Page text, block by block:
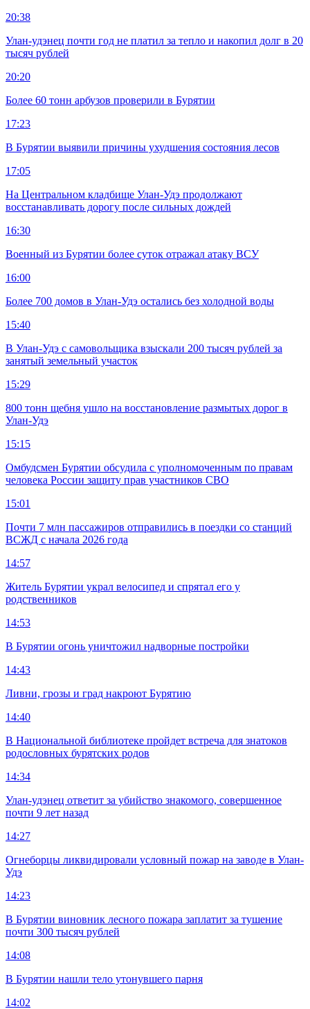
20:38
Улан-удэнец почти год не платил за тепло и накопил долг в 20
тысяч рублей
20:20
Более 60 тонн арбузов проверили в Бурятии
17:23
В Бурятии выявили причины ухудшения состояния лесов
17:05
На Центральном кладбище Улан-Удэ продолжают
восстанавливать дорогу после сильных дождей
16:30
Военный из Бурятии более суток отражал атаку ВСУ
16:00
Более 700 домов в Улан-Удэ остались без холодной воды
15:40
В Улан-Удэ с самовольщика взыскали 200 тысяч рублей за
занятый земельный участок
15:29
800 тонн щебня ушло на восстановление размытых дорог в
Улан-Удэ
15:15
Омбудсмен Бурятии обсудила с уполномоченным по правам
человека России защиту прав участников СВО
15:01
Почти 7 млн пассажиров отправились в поездки со станций
ВСЖД с начала 2026 года
14:57
Житель Бурятии украл велосипед и спрятал его у
родственников
14:53
В Бурятии огонь уничтожил надворные постройки
14:43
Ливни, грозы и град накроют Бурятию
14:40
В Национальной библиотеке пройдет встреча для знатоков
родословных бурятских родов
14:34
Улан-удэнец ответит за убийство знакомого, совершенное
почти 9 лет назад
14:27
Огнеборцы ликвидировали условный пожар на заводе в Улан-
Удэ
14:23
В Бурятии виновник лесного пожара заплатит за тушение
почти 300 тысяч рублей
14:08
В Бурятии нашли тело утонувшего парня
14:02